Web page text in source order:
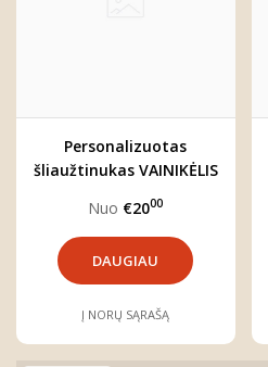
Personalizuotas
šliaužtinukas VAINIKĖLIS
Nuo €2000
DAUGIAU
Į NORŲ SĄRAŠĄ